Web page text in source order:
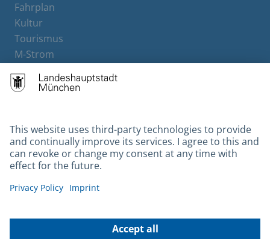
Fahrplan
Kultur
Tourismus
M-Strom
Hotels
Contact
Barrierefreiheit
Leichte Sprache
Gebärdensprache
Kontakt